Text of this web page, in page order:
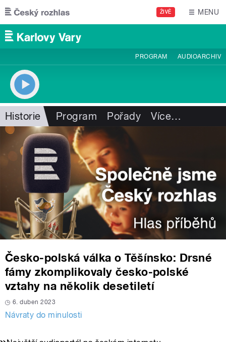
Přejít k hlavnímu obsahu
ŽIVĚ MENU
PROGRAM AUDIOARCHIV
Historie Program Pořady Více…
Česko-polská válka o Těšínsko: Drsné
fámy zkomplikovaly česko-polské
vztahy na několik desetiletí
6. duben 2023
Návraty do minulosti